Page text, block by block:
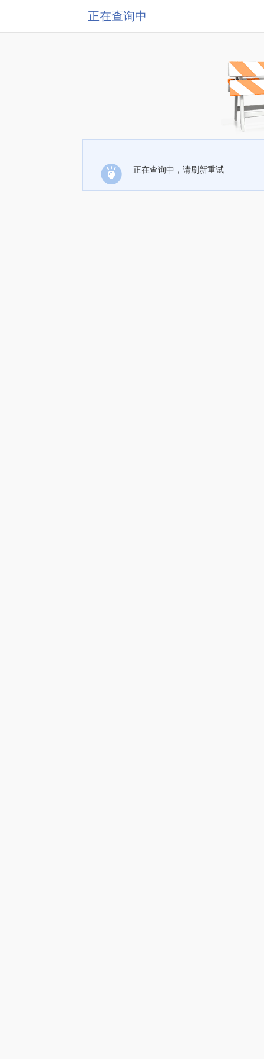
正在查询中
正在查询中，请刷新重试